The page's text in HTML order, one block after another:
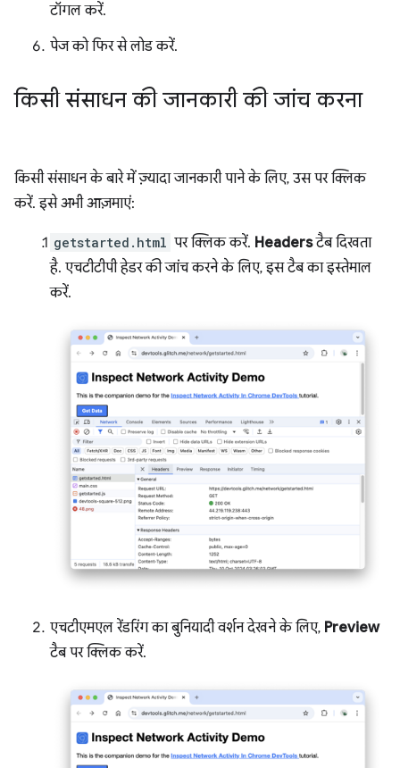
टॉगल करें.
पेज को फिर से लोड करें.
किसी संसाधन की जानकारी की जांच करना
किसी संसाधन के बारे में ज़्यादा जानकारी पाने के लिए, उस पर क्लिक
करें. इसे अभी आज़माएं:
getstarted.html पर क्लिक करें. Headersटैब दिखता
है. एचटीटीपी हेडर की जांच करने के लिए, इस टैब का इस्तेमाल
करें.
एचटीएमएल रेंडरिंग का बुनियादी वर्शन देखने के लिए, Preview
टैब पर क्लिक करें.